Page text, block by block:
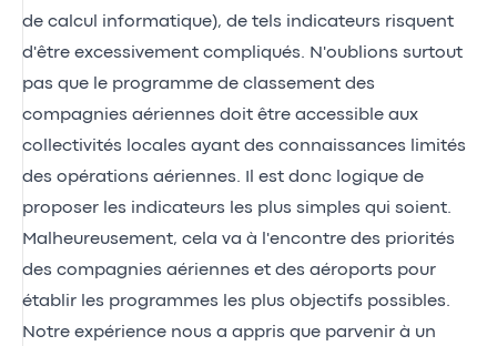
de calcul informatique), de tels indicateurs risquent
d'être excessivement compliqués. N'oublions surtout
pas que le programme de classement des
compagnies aériennes doit être accessible aux
collectivités locales ayant des connaissances limités
des opérations aériennes. Il est donc logique de
proposer les indicateurs les plus simples qui soient.
Malheureusement, cela va à l'encontre des priorités
des compagnies aériennes et des aéroports pour
établir les programmes les plus objectifs possibles.
Notre expérience nous a appris que parvenir à un